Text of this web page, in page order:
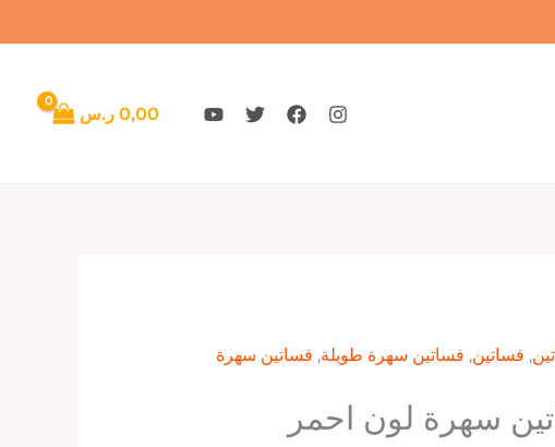
0,00 ر.س
, فساتين, فساتين سهرة طويلة, فساتين سهرة
سهرة لون احمر